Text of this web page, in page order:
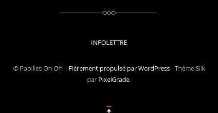
INFOLETTRE
© Papilles On Off – Fièrement propulsé par WordPress-Thème Silk
par PixelGrade.